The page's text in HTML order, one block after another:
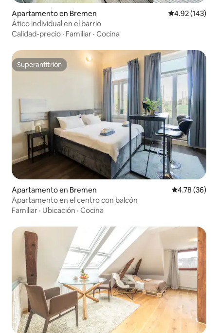
Apartamento en Bremen Calificación
4.92 (143)
Ático individual en el barrio
Calidad-precio · Familiar · Cocina
Superanfitrión
Superanfitrión
Apartamento en Bremen Calificación
4.78 (36)
Apartamento en el centro con balcón
Familiar · Ubicación · Cocina